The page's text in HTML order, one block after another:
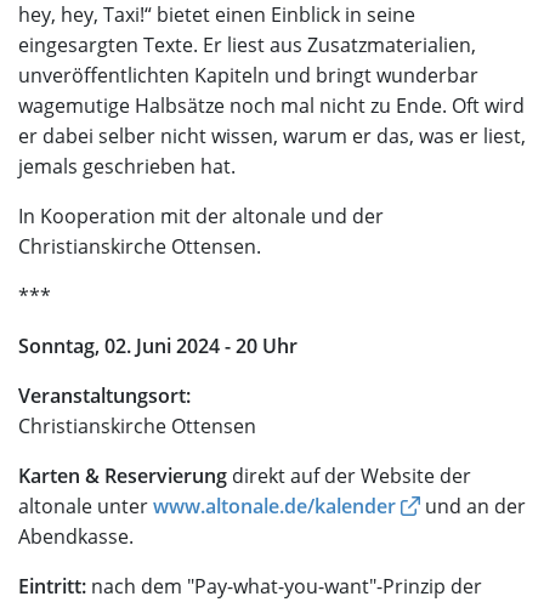
hey, hey, Taxi!“ bietet einen Einblick in seine
eingesargten Texte. Er liest aus Zusatzmaterialien,
unveröffentlichten Kapiteln und bringt wunderbar
wagemutige Halbsätze noch mal nicht zu Ende. Oft wird
er dabei selber nicht wissen, warum er das, was er liest,
jemals geschrieben hat.
In Kooperation mit der altonale und der
Christianskirche Ottensen.
***
Sonntag, 02. Juni 2024 - 20 Uhr
Veranstaltungsort:
Christianskirche Ottensen
Karten & Reservierung direkt auf der Website der
altonale unterwww.altonale.de/kalender
und an der
Abendkasse.
Eintritt: nach dem "Pay-what-you-want"-Prinzip der